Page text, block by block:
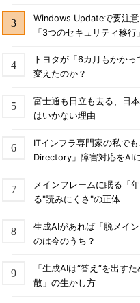
Windows Updateで要注
「3つのセキュリティ移行」
トヨタが「6カ月もかか
変えたのか？
富士通も日立も去る、日
はいかない理由
ITインフラ専門家の私で
Directory」障害対応をAI
メインフレームに眠る「
る"読みにくさ"の正体
生成AIがあれば「脱メイ
のは今のうち？
「生成AIは“答え”を出す
散」の生かし方